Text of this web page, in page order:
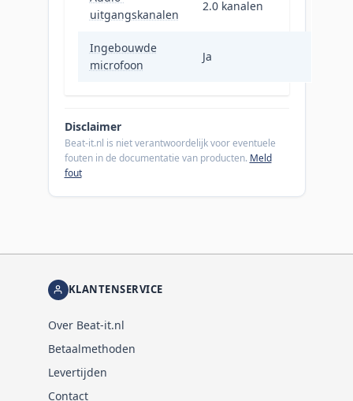
uitgangskanalen
2.0 kanalen
Ingebouwde
microfoon
Ja
Disclaimer
Beat-it.nl is niet verantwoordelijk voor eventuele
fouten in de documentatie van producten. Meld
fout
KLANTENSERVICE
Over Beat-it.nl
Betaalmethoden
Levertijden
Contact